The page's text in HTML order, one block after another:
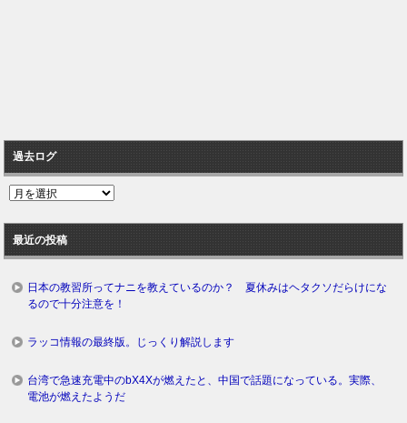
過去ログ
過
ロ
グ
最近の投稿
日本の教習所ってナニを教えているのか？ 夏休みはヘタクソだらけにな
るので十分注意を！
ラッコ情報の最終版。じっくり解説します
台湾で急速充電中のbX4Xが燃えたと、中国で話題になっている。実際、
電池が燃えたようだ